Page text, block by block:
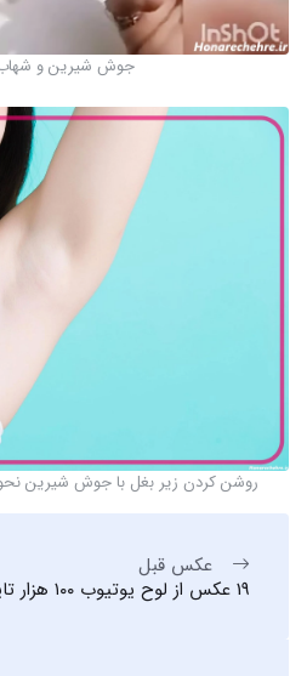
جوش شیرین و
روشن کردن زیر بغل با جوش شیرین
عکس قبل
19 عکس از لوح یوتیوب ۱۰۰ هزار تایی با جذابیتهای خاص